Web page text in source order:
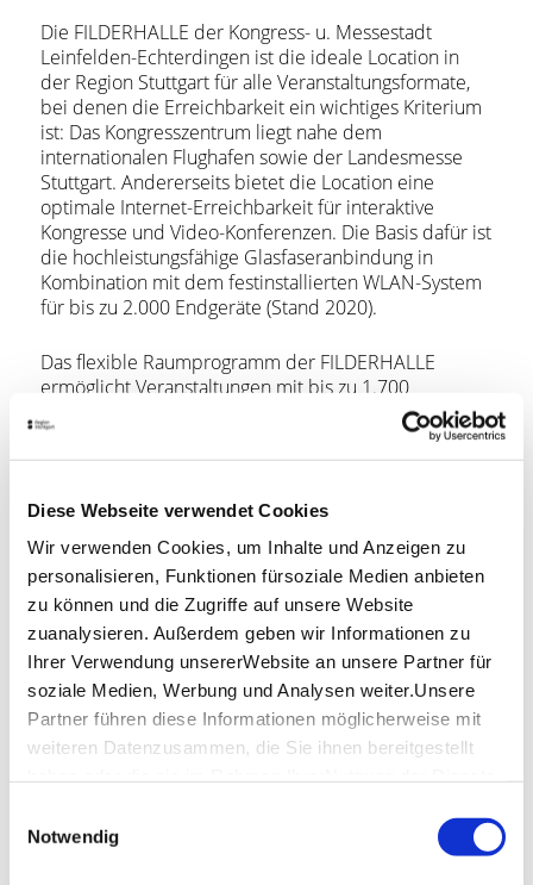
Diese Webseite verwendet Cookies
Wir verwenden Cookies, um Inhalte und Anzeigen zu
personalisieren, Funktionen fürsoziale Medien anbieten
zu können und die Zugriffe auf unsere Website
zuanalysieren. Außerdem geben wir Informationen zu
Ihrer Verwendung unsererWebsite an unsere Partner für
soziale Medien, Werbung und Analysen weiter.Unsere
Partner führen diese Informationen möglicherweise mit
weiteren Datenzusammen, die Sie ihnen bereitgestellt
Impressum
Notwendig
Die FILDERHALLE der Kongress- u. Messestadt
Leinfelden-Echterdingen ist die ideale Location in
der Region Stuttgart für alle Veranstaltungsformate,
bei denen die Erreichbarkeit ein wichtiges Kriterium
ist: Das Kongresszentrum liegt nahe dem
internationalen Flughafen sowie der Landesmesse
Stuttgart. Andererseits bietet die Location eine
optimale Internet-Erreichbarkeit für interaktive
Kongresse und Video-Konferenzen. Die Basis dafür ist
die hochleistungsfähige Glasfaseranbindung in
Kombination mit dem festinstallierten WLAN-System
für bis zu 2.000 Endgeräte (Stand 2020).
Das flexible Raumprogramm der FILDERHALLE
ermöglicht Veranstaltungen mit bis zu 1.700
Personen. Die tageslichtdurchfluteten Räume sind
geeignet für größere Kongresse mit mehreren
Vortragssälen und ebenso für Tagungen mit Gruppen
Ein professionelles Team von Projektleiterinnen und
Projektleitern garantiert den erfolgreichen Ablauf von
Event-Formaten jeglicher Art - auf Wunsch als Green
Meeting. Dabei wird die moderne, hauseigene
Veranstaltungstechnik nur von geprüften Fachkräften
bedient, wodurch Veranstalter ihre Kosten und
Risiken reduzieren können.
Weitere außergewöhnliche Leistungen, mit denen die
Realisierung von hybriden Kongressen aus nur "einer
Hand". Seit September 2018 ist die FILDERHALLE